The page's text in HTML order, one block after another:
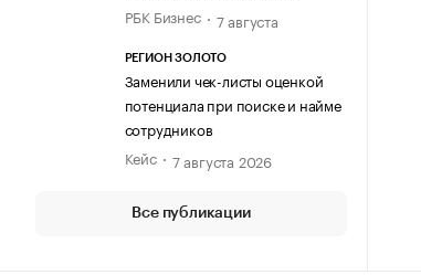
РБК Бизнес
7 августа
РЕГИОН ЗОЛОТО
Заменили чек-листы оценкой
потенциала при поиске и найме
сотрудников
Кейс
7 августа 2026
Все публикации